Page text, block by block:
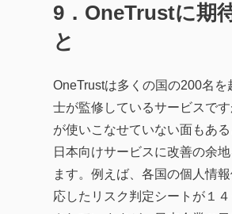
9． OneTrustに期
と
OneTrustは多くの国の200名を
士が監修しているサービスで
が使いこなせていない面もある
日本向けサービスに改善の余
ます。例えば、各国の個人情
応したリスク判定シートが１